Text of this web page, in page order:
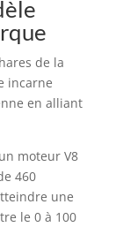
de la
incarne
en alliant
moteur V8
460
une
le 0 à 100